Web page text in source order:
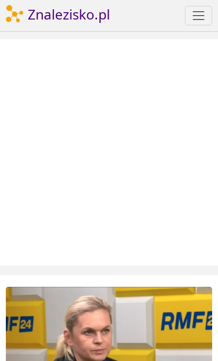
Znalezisko.pl